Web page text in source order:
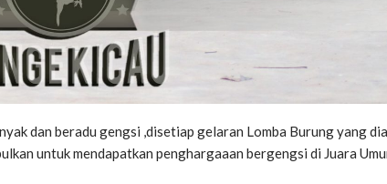
dan beradu gengsi ,disetiap gelaran Lomba Burung yang
untuk mendapatkan penghargaaan bergengsi di Juara